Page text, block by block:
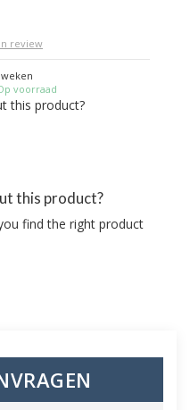
review
weken
voorraad
this product?
find the right product